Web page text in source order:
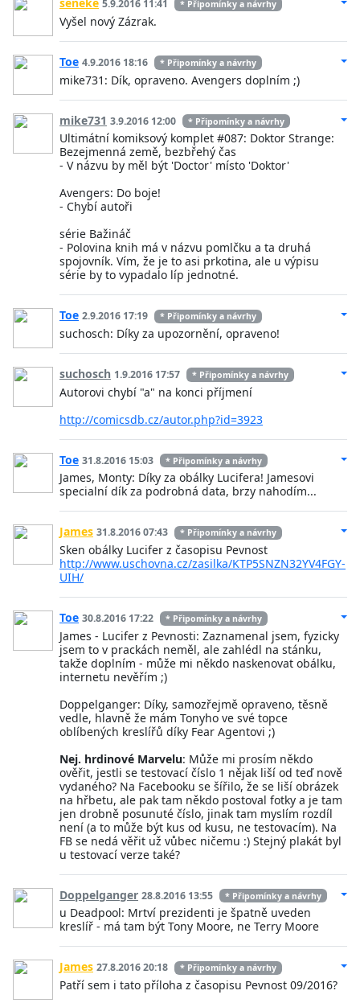
5.9.2016 11:41 * Připomínky a návrhy
Vyšel nový Zázrak.
Toe 4.9.2016 18:16 * Připomínky a návrhy
mike731: Dík, opraveno. Avengers doplním ;)
mike731 3.9.2016 12:00 * Připomínky a návrhy
Ultimátní komiksový komplet #087: Doktor Strange:
Bezejmenná země, bezbřehý čas
- V názvu by měl být 'Doctor' místo 'Doktor'
Avengers: Do boje!
- Chybí autoři
série Bažináč
- Polovina knih má v názvu pomlčku a ta druhá
spojovník. Vím, že je to asi prkotina, ale u výpisu
série by to vypadalo líp jednotné.
Toe 2.9.2016 17:19 * Připomínky a návrhy
suchosch: Díky za upozornění, opraveno!
suchosch 1.9.2016 17:57 * Připomínky a návrhy
Autorovi chybí "a" na konci příjmení
http://comicsdb.cz/autor.php?id=3923
Toe 31.8.2016 15:03 * Připomínky a návrhy
James, Monty: Díky za obálky Lucifera! Jamesovi
specialní dík za podrobná data, brzy nahodím...
James 31.8.2016 07:43 * Připomínky a návrhy
Sken obálky Lucifer z časopisu Pevnost
http://www.uschovna.cz/zasilka/KTP5SNZN32YV4FGY-
UIH/
Toe 30.8.2016 17:22 * Připomínky a návrhy
James - Lucifer z Pevnosti: Zaznamenal jsem, fyzicky
jsem to v prackách neměl, ale zahlédl na stánku,
takže doplním - může mi někdo naskenovat obálku,
internetu nevěřím ;)
Doppelganger: Díky, samozřejmě opraveno, těsně
vedle, hlavně že mám Tonyho ve své topce
oblíbených kreslířů díky Fear Agentovi ;)
Nej. hrdinové Marvelu: Může mi prosím někdo
ověřit, jestli se testovací číslo 1 nějak liší od teď nově
vydaného? Na Facebooku se šířilo, že se liší obrázek
na hřbetu, ale pak tam někdo postoval fotky a je tam
jen drobně posunuté číslo, jinak tam myslím rozdíl
není (a to může být kus od kusu, ne testovacím). Na
FB se nedá věřit už vůbec ničemu :) Stejný plakát byl
u testovací verze také?
Doppelganger 28.8.2016 13:55 * Připomínky a návrhy
u Deadpool: Mrtví prezidenti je špatně uveden
kreslíř - má tam být Tony Moore, ne Terry Moore
James 27.8.2016 20:18 * Připomínky a návrhy
Patří sem i tato příloha z časopisu Pevnost 09/2016?